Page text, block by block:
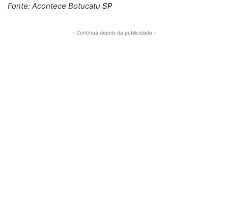
Fonte: Acontece Botucatu SP
- Continua depois da publicidade -